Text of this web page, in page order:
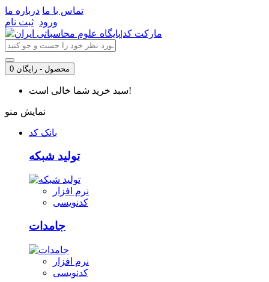
تماس با ما درباره ما
ورود ثبت نام
0 محصول - رایگان
سبد خرید شما خالی است!
نمایش منو
بانک کد
تولید شبکه
نرم افزار
کدنویسی
جامدات
نرم افزار
کدنویسی